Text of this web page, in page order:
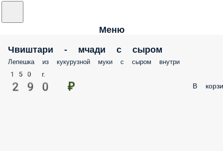
Меню
Чвиштари - мчади с сыром
Лепешка из кукурузной муки с сыром внутри
150 г.
290 ₽ В